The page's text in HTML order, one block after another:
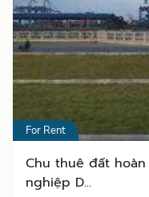
For Rent
Chu thuê đất hoàn thiện hạ tầng
nghiệp D...